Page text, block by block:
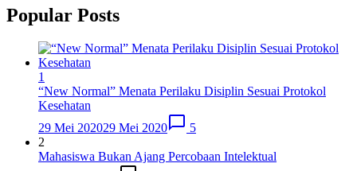
Popular Posts
1
“New Normal” Menata Perilaku Disiplin Sesuai Protokol
Kesehatan
29 Mei 202029 Mei 2020
5
2
Mahasiswa Bukan Ajang Percobaan Intelektual